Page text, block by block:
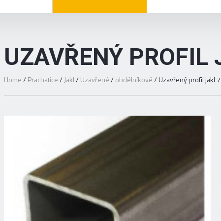
UZAVŘENÝ
Home/ Prachatice/ Jakl/ Uzavřené/ obdélníkové/Uzavřený profil jakl